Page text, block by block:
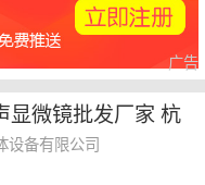
广告
显微镜批发厂家 杭
设备有限公司